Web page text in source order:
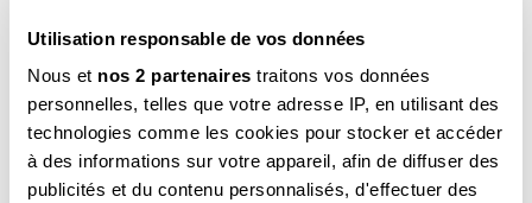
Utilisation responsable de vos données
Nous et nos 2 partenaires traitons vos données
personnelles, telles que votre adresse IP, en utilisant des
technologies comme les cookies pour stocker et accéder
à des informations sur votre appareil, afin de diffuser des
publicités et du contenu personnalisés, d'effectuer des
Le grand livre de la
nature
Les plantes
sauvages